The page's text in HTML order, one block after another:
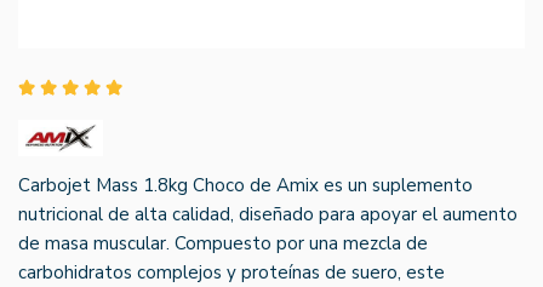
Carbojet Mass 1.8kg Choco de Amix es un suplemento
nutricional de alta calidad, diseñado para apoyar el aumento
de masa muscular. Compuesto por una mezcla de
carbohidratos complejos y proteínas de suero, este